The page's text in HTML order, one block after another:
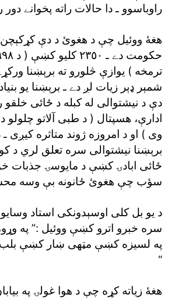
راوباسوو ـ دا حالات راته پخوانے دور
هغۀ ووئيل چې د هغوئ د دې کړکېچن
ترمخه ) يوازې څلورو ته برېښنا
شمېر ډېر زيات لږ دے ـ برېښنا يو
دې د نيشتوالى له کبله د ځائى خلقو
ادارې، هسپتال ( د طبى آلاتو چلولو د
وى ) او د امروزه ژوند متاثره کيږى
برېښنا نيشتوالى سره تعلق لري د
ځائى ابادۍ کښې د مايوسۍ جذبات
سؤب چې هغوئ ځانونه بې وسه
د يو بل کلى اوسېدونکى استاد وسايو
په لسيزه کښې مټهى ښار کښې
“
هغۀ زياته کړه چې د هوا غولۍ په